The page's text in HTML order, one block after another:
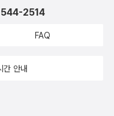
꽃 짓는 책숲”을 꾸리는 사
로 쓰는 우리말 꾸러미 사
시골에서 살림 짓는 즐거
2514
FAQ
간 안내